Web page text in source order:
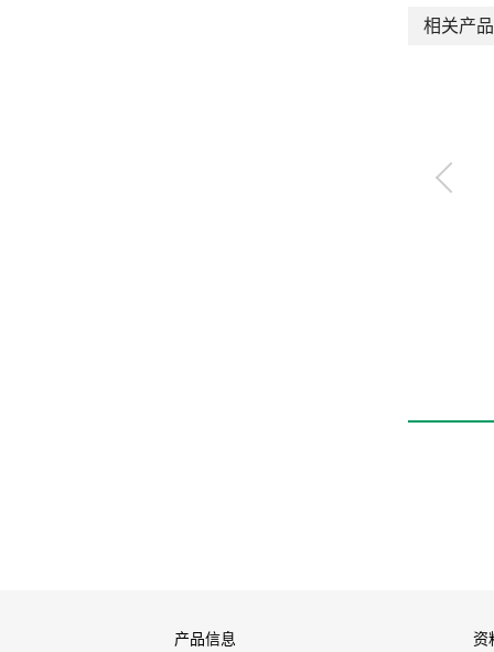
相关产品
产品信息 资